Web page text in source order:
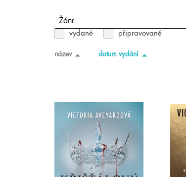
Žánr
vydané připravované
název datum vydání